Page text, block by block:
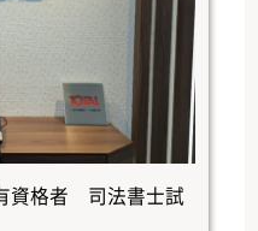
資格者 司法書士試